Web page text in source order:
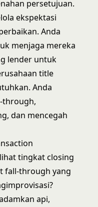
persetujuan.
ekspektasi
Anda
menjaga mereka
lender untuk
title
Anda
through,
dan mencegah
tingkat closing
fall-through yang
api,